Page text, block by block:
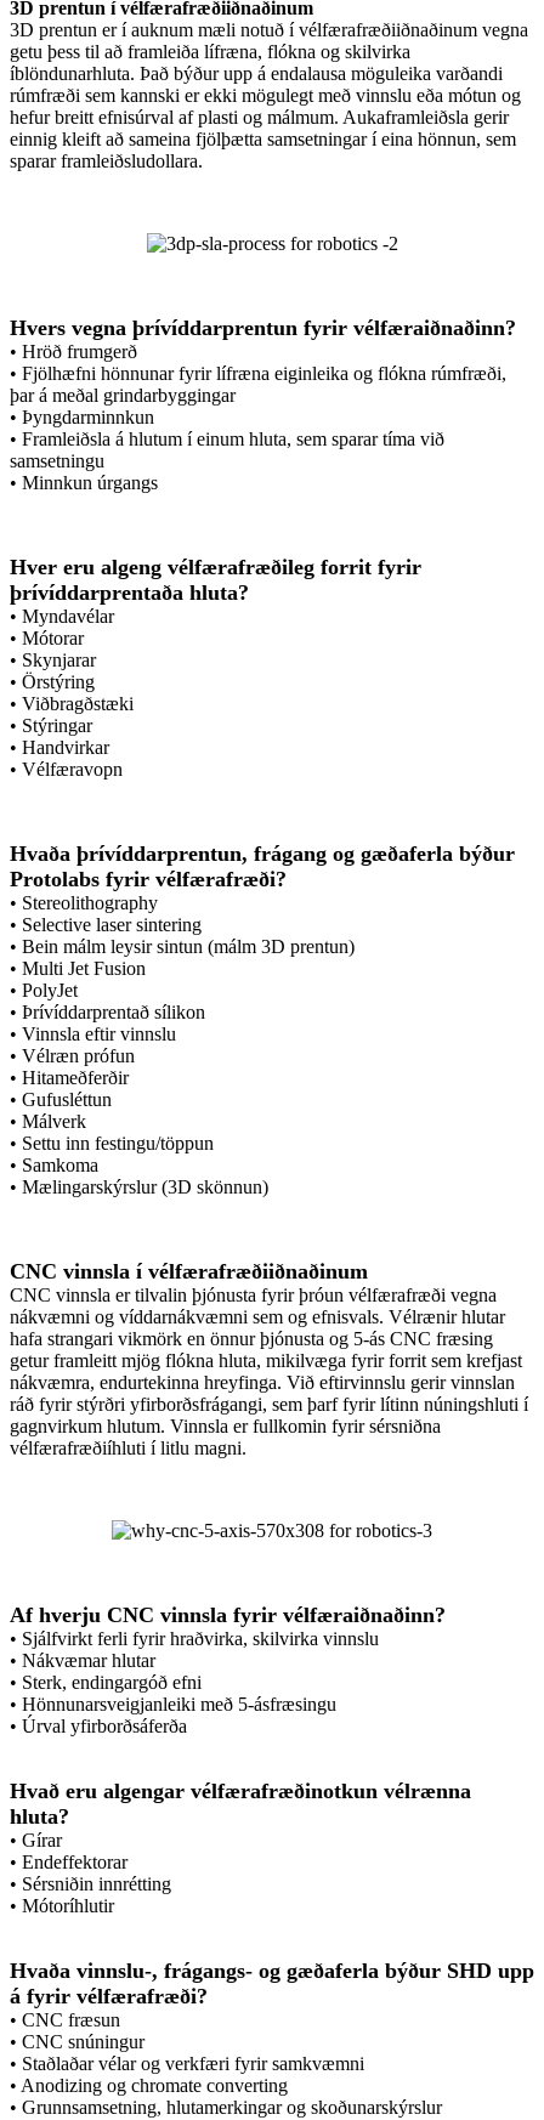
3D prentun í vélfærafræðiiðnaðinum
3D prentun er í auknum mæli notuð í vélfærafræðiiðnaðinum vegna
getu þess til að framleiða lífræna, flókna og skilvirka
íblöndunarhluta. Það býður upp á endalausa möguleika varðandi
rúmfræði sem kannski er ekki mögulegt með vinnslu eða mótun og
hefur breitt efnisúrval af plasti og málmum. Aukaframleiðsla gerir
einnig kleift að sameina fjölþætta samsetningar í eina hönnun, sem
sparar framleiðsludollara.
Hvers vegna þrívíddarprentun fyrir vélfæraiðnaðinn?
• Hröð frumgerð
• Fjölhæfni hönnunar fyrir lífræna eiginleika og flókna rúmfræði,
þar á meðal grindarbyggingar
• Þyngdarminnkun
• Framleiðsla á hlutum í einum hluta, sem sparar tíma við
samsetningu
• Minnkun úrgangs
Hver eru algeng vélfærafræðileg forrit fyrir
þrívíddarprentaða hluta?
• Myndavélar
• Mótorar
• Skynjarar
• Örstýring
• Viðbragðstæki
• Stýringar
• Handvirkar
• Vélfæravopn
Hvaða þrívíddarprentun, frágang og gæðaferla býður
Protolabs fyrir vélfærafræði?
• Stereolithography
• Selective laser sintering
• Bein málm leysir sintun (málm 3D prentun)
• Multi Jet Fusion
• PolyJet
• Þrívíddarprentað sílikon
• Vinnsla eftir vinnslu
• Vélræn prófun
• Hitameðferðir
• Gufusléttun
• Málverk
• Settu inn festingu/töppun
• Samkoma
• Mælingarskýrslur (3D skönnun)
CNC vinnsla í vélfærafræðiiðnaðinum
CNC vinnsla er tilvalin þjónusta fyrir þróun vélfærafræði vegna
nákvæmni og víddarnákvæmni sem og efnisvals. Vélrænir hlutar
hafa strangari vikmörk en önnur þjónusta og 5-ás CNC fræsing
getur framleitt mjög flókna hluta, mikilvæga fyrir forrit sem krefjast
nákvæmra, endurtekinna hreyfinga. Við eftirvinnslu gerir vinnslan
ráð fyrir stýrðri yfirborðsfrágangi, sem þarf fyrir lítinn núningshluti í
gagnvirkum hlutum. Vinnsla er fullkomin fyrir sérsniðna
vélfærafræðiíhluti í litlu magni.
Af hverju CNC vinnsla fyrir vélfæraiðnaðinn?
• Sjálfvirkt ferli fyrir hraðvirka, skilvirka vinnslu
• Nákvæmar hlutar
• Sterk, endingargóð efni
• Hönnunarsveigjanleiki með 5-ásfræsingu
• Úrval yfirborðsáferða
Hvað eru algengar vélfærafræðinotkun vélrænna
hluta?
• Gírar
• Endeffektorar
• Sérsniðin innrétting
• Mótoríhlutir
Hvaða vinnslu-, frágangs- og gæðaferla býður SHD upp
á fyrir vélfærafræði?
• CNC fræsun
• CNC snúningur
• Staðlaðar vélar og verkfæri fyrir samkvæmni
• Anodizing og chromate converting
• Grunnsamsetning, hlutamerkingar og skoðunarskýrslur